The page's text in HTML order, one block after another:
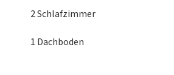
2 Schlafzimmer
1 Dachboden